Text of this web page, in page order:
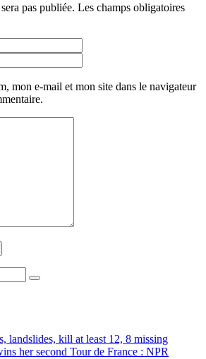
pas publiée. Les champs obligatoires
mon e-mail et mon site dans le navigateur
landslides, kill at least 12, 8 missing
her second Tour de France : NPR